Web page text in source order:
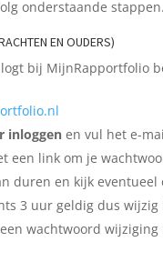
onderstaande stappen.
EN OUDERS)
bij MijnRapportfolio
inloggen en vul het e-
een link om je
duren en kijk
3 uur geldig dus
wachtwoord